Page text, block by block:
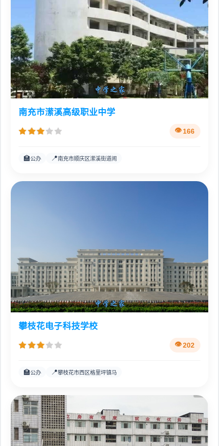
南充市潆溪高级职业中学
166
🏫公办 📍南充市顺庆区潆溪街道闹
攀枝花电子科技学校
202
🏫公办 📍攀枝花市西区格里坪镇马